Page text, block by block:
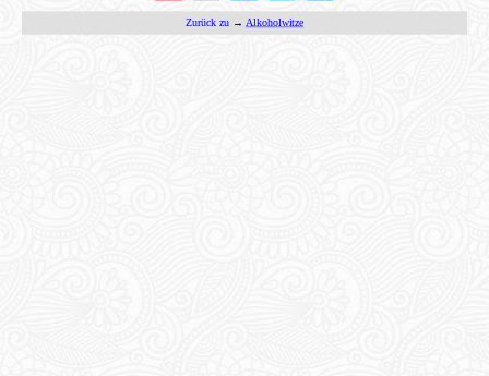
Zurück zu →Alkoholwitze